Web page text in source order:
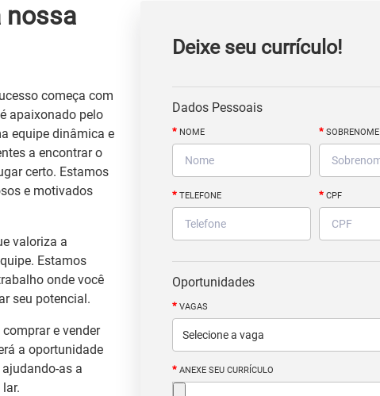
nossa
começa com
apaixonado pelo
equipe dinâmica e
a encontrar o
certo. Estamos
e motivados
valoriza a
Estamos
onde você
seu potencial.
e vender
a oportunidade
as a
Deixe seu currículo!
Dados Pessoais
* NOME * SOBRENOME
* TELEFONE * CPF
Oportunidades
* VAGAS
* ANEXE SEU CURRÍCULO